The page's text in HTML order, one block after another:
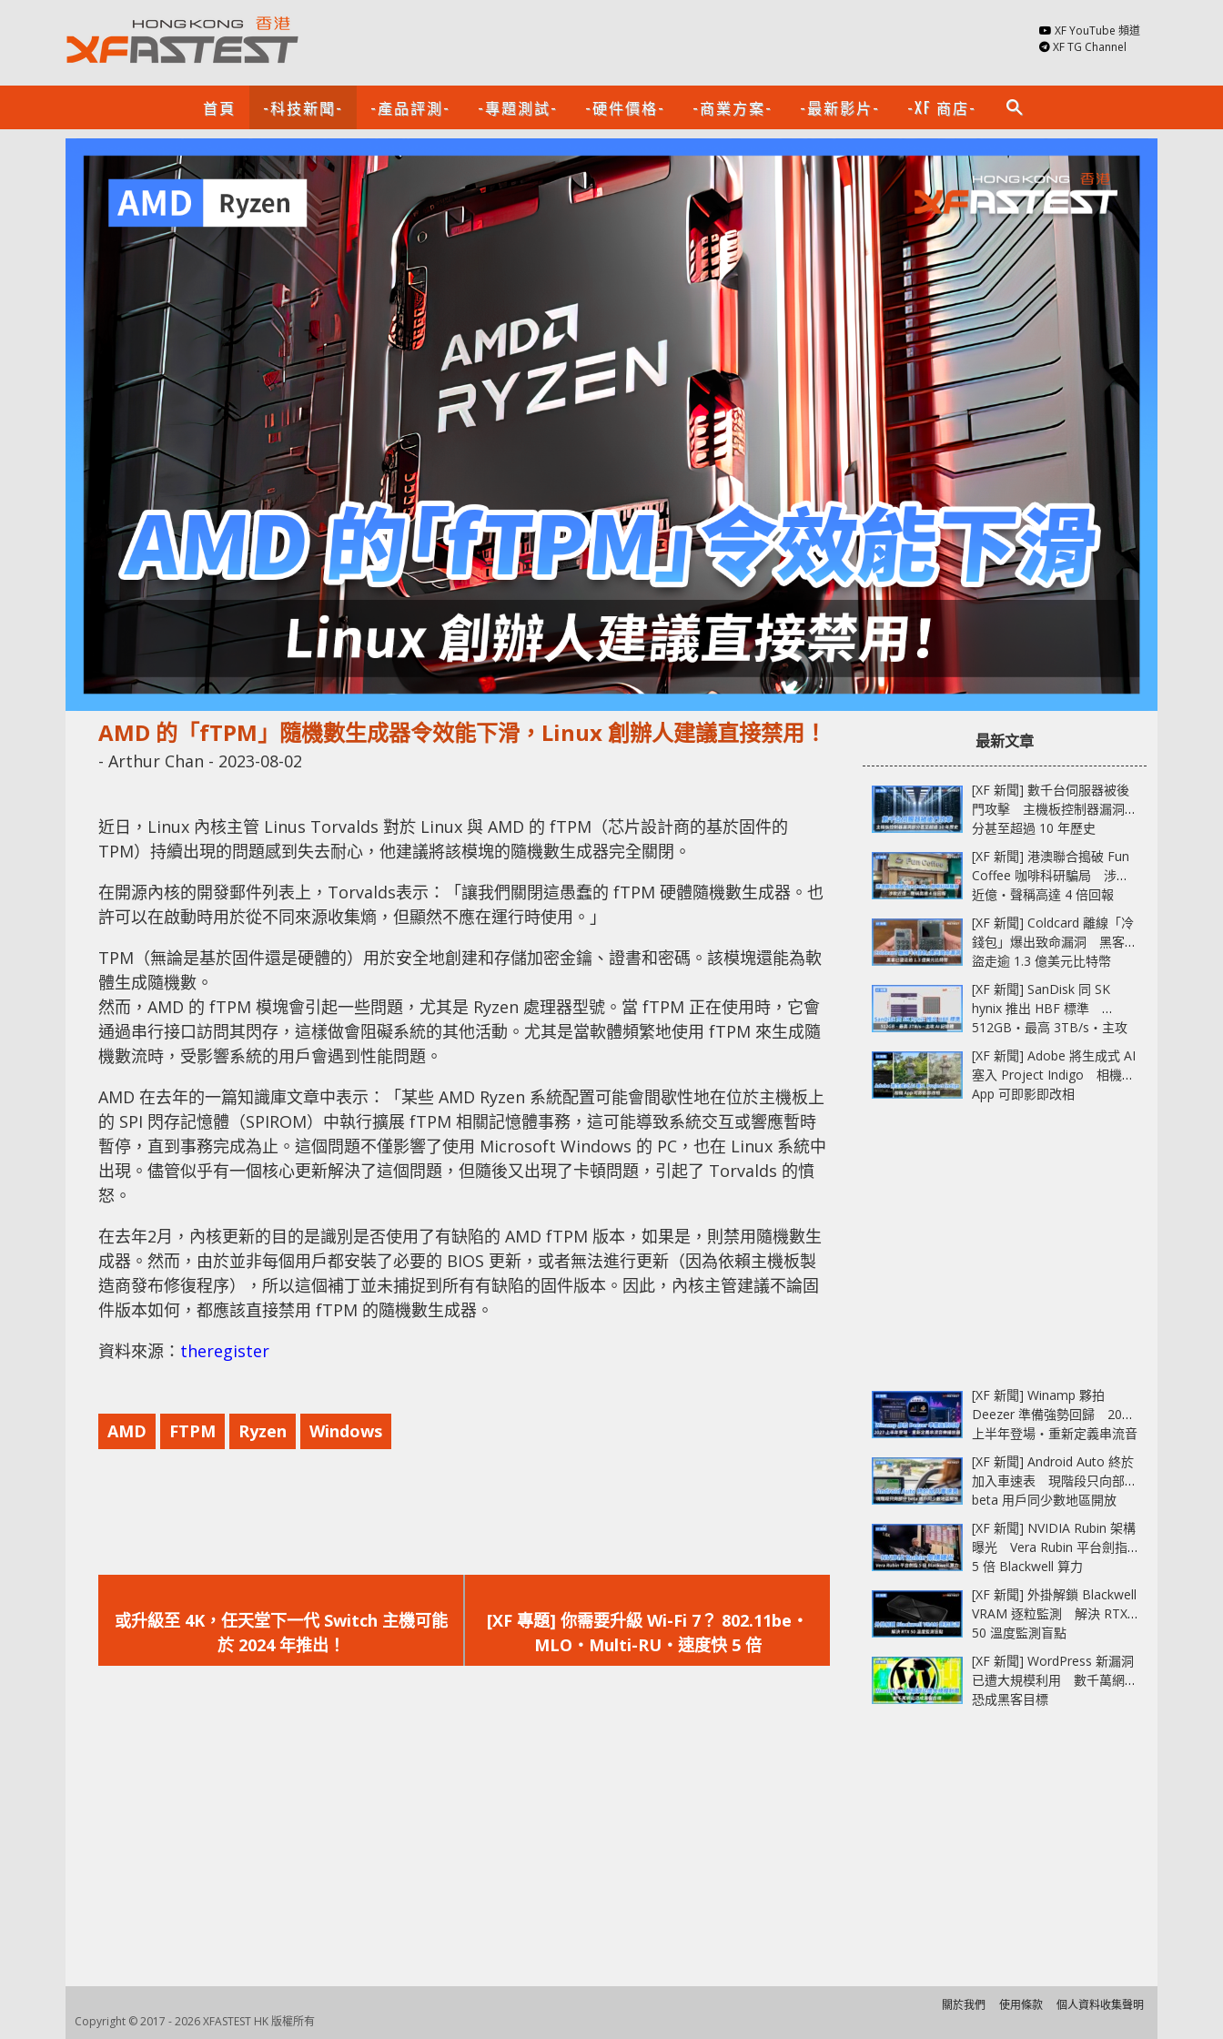
XF YouTube 頻道
XF TG Channel
首頁 -科技新聞- -產品評測- -專題測試- -硬件價格- -商業方案- -最新影片- -XF 商店- search
AMD 的「fTPM」隨機數生成器令效能下滑，Linux 創辦人建議直接禁用！
- Arthur Chan - 2023-08-02
近日，Linux 內核主管 Linus Torvalds 對於 Linux 與 AMD 的 fTPM（芯片設計商的基於固件的
TPM）持續出現的問題感到失去耐心，他建議將該模塊的隨機數生成器完全關閉。
在開源內核的開發郵件列表上，Torvalds表示：「讓我們關閉這愚蠢的 fTPM 硬體隨機數生成器。也
許可以在啟動時用於從不同來源收集熵，但顯然不應在運行時使用。」
TPM（無論是基於固件還是硬體的）用於安全地創建和存儲加密金鑰、證書和密碼。該模塊還能為軟
體生成隨機數。
然而，AMD 的 fTPM 模塊會引起一些問題，尤其是 Ryzen 處理器型號。當 fTPM 正在使用時，它會
通過串行接口訪問其閃存，這樣做會阻礙系統的其他活動。尤其是當軟體頻繁地使用 fTPM 來生成隨
機數流時，受影響系統的用戶會遇到性能問題。
AMD 在去年的一篇知識庫文章中表示：「某些 AMD Ryzen 系統配置可能會間歇性地在位於主機板上
的 SPI 閃存記憶體（SPIROM）中執行擴展 fTPM 相關記憶體事務，這可能導致系統交互或響應暫時
暫停，直到事務完成為止。這個問題不僅影響了使用 Microsoft Windows 的 PC，也在 Linux 系統中
出現。儘管似乎有一個核心更新解決了這個問題，但隨後又出現了卡頓問題，引起了 Torvalds 的憤
怒。
在去年2月，內核更新的目的是識別是否使用了有缺陷的 AMD fTPM 版本，如果是，則禁用隨機數生
成器。然而，由於並非每個用戶都安裝了必要的 BIOS 更新，或者無法進行更新（因為依賴主機板製
造商發布修復程序），所以這個補丁並未捕捉到所有有缺陷的固件版本。因此，內核主管建議不論固
件版本如何，都應該直接禁用 fTPM 的隨機數生成器。
資料來源： theregister
AMD FTPM Ryzen Windows
一
篇
文
或升級至 4K，任天堂下一代 Switch 主機可能
於 2024 年推出！
一
篇
文
[XF 專題] 你需要升級 Wi-Fi 7？ 802.11be‧
MLO‧Multi-RU‧速度快 5 倍
最新文章
[XF 新聞] 數千台伺服器被後
門攻擊 主機板控制器漏洞部
分甚至超過 10 年歷史
[XF 新聞] 港澳聯合搗破 Fun
Coffee 咖啡科研騙局 涉款
近億‧聲稱高達 4 倍回報
[XF 新聞] Coldcard 離線「冷
錢包」爆出致命漏洞 黑客已
盜走逾 1.3 億美元比特幣
[XF 新聞] SanDisk 同 SK
hynix 推出 HBF 標準
512GB‧最高 3TB/s‧主攻
AI 記憶體
[XF 新聞] Adobe 將生成式 AI
塞入 Project Indigo 相機
App 可即影即改相
[XF 新聞] Winamp 夥拍
Deezer 準備強勢回歸 2027
上半年登場‧重新定義串流音
樂播放器
[XF 新聞] Android Auto 終於
加入車速表 現階段只向部分
beta 用戶同少數地區開放
[XF 新聞] NVIDIA Rubin 架構
曝光 Vera Rubin 平台劍指
5 倍 Blackwell 算力
[XF 新聞] 外掛解鎖 Blackwell
VRAM 逐粒監測 解決 RTX
50 溫度監測盲點
[XF 新聞] WordPress 新漏洞
已遭大規模利用 數千萬網站
恐成黑客目標
Copyright © 2017 - 2026 XFASTEST HK 版權所有
關於我們 使用條款 個人資料收集聲明